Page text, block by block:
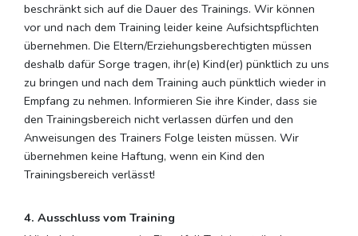
beschränkt sich auf die Dauer des Trainings. Wir können
vor und nach dem Training leider keine Aufsichtspflichten
übernehmen. Die Eltern/Erziehungsberechtigten müssen
deshalb dafür Sorge tragen, ihr(e) Kind(er) pünktlich zu uns
zu bringen und nach dem Training auch pünktlich wieder in
Empfang zu nehmen. Informieren Sie ihre Kinder, dass sie
den Trainingsbereich nicht verlassen dürfen und den
Anweisungen des Trainers Folge leisten müssen. Wir
übernehmen keine Haftung, wenn ein Kind den
Trainingsbereich verlässt!
4. Ausschluss vom Training